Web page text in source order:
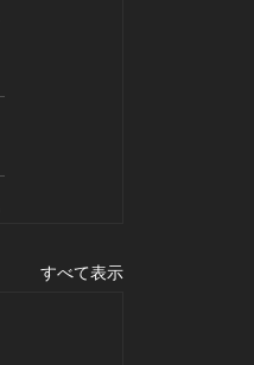
すべて表示